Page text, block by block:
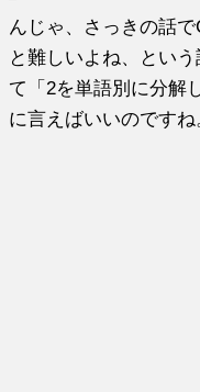
んじゃ、さっきの話
と難しいよね、とい
て「2を単語別に分解
に言えばいいのですね